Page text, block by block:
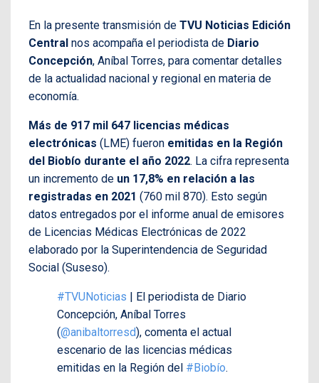
En la presente transmisión de TVU Noticias Edición
Central nos acompaña el periodista de Diario
Concepción, Aníbal Torres, para comentar detalles
de la actualidad nacional y regional en materia de
economía.
Más de 917 mil 647 licencias médicas
electrónicas (LME) fueron emitidas en la Región
del Biobío durante el año 2022. La cifra representa
un incremento de un 17,8% en relación a las
registradas en 2021 (760 mil 870). Esto según
datos entregados por el informe anual de emisores
de Licencias Médicas Electrónicas de 2022
elaborado por la Superintendencia de Seguridad
Social (Suseso).
#TVUNoticias | El periodista de Diario
Concepción, Aníbal Torres
(@anibaltorresd), comenta el actual
escenario de las licencias médicas
emitidas en la Región del #Biobío.